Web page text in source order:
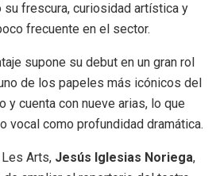
su frescura, curiosidad artística y
frecuente en el sector.
supone su debut en un gran rol
de los papeles más icónicos del
y cuenta con nueve arias, lo que
vocal como profundidad dramática.
Arts, Jesús Iglesias Noriega,